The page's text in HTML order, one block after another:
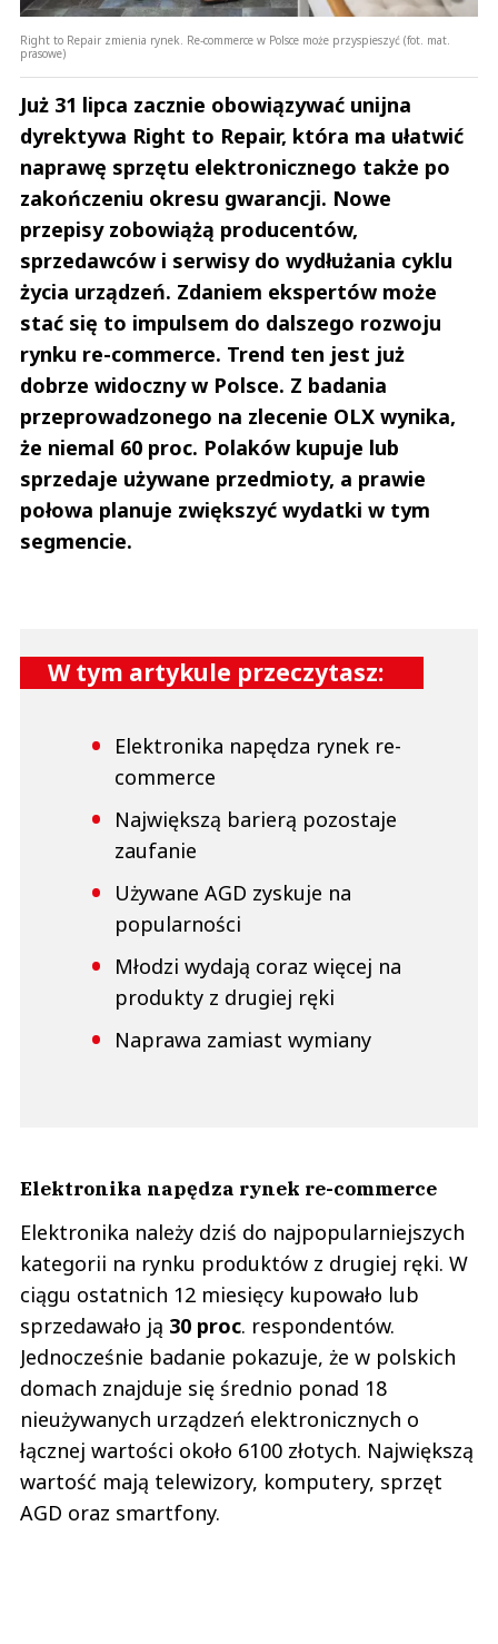
Right to Repair zmienia rynek. Re-commerce w Polsce może przyspieszyć (fot. mat.
prasowe)
Już 31 lipca zacznie obowiązywać unijna
dyrektywa Right to Repair, która ma ułatwić
naprawę sprzętu elektronicznego także po
zakończeniu okresu gwarancji. Nowe
przepisy zobowiążą producentów,
sprzedawców i serwisy do wydłużania cyklu
życia urządzeń. Zdaniem ekspertów może
stać się to impulsem do dalszego rozwoju
rynku re-commerce. Trend ten jest już
dobrze widoczny w Polsce. Z badania
przeprowadzonego na zlecenie OLX wynika,
że niemal 60 proc. Polaków kupuje lub
sprzedaje używane przedmioty, a prawie
połowa planuje zwiększyć wydatki w tym
segmencie.
W tym artykule przeczytasz:
Elektronika napędza rynek re-
commerce
Największą barierą pozostaje
zaufanie
Używane AGD zyskuje na
popularności
Młodzi wydają coraz więcej na
produkty z drugiej ręki
Naprawa zamiast wymiany
Elektronika napędza rynek re-commerce
Elektronika należy dziś do najpopularniejszych
kategorii na rynku produktów z drugiej ręki. W
ciągu ostatnich 12 miesięcy kupowało lub
sprzedawało ją 30 proc. respondentów.
Jednocześnie badanie pokazuje, że w polskich
domach znajduje się średnio ponad 18
nieużywanych urządzeń elektronicznych o
łącznej wartości około 6100 złotych. Największą
wartość mają telewizory, komputery, sprzęt
AGD oraz smartfony.